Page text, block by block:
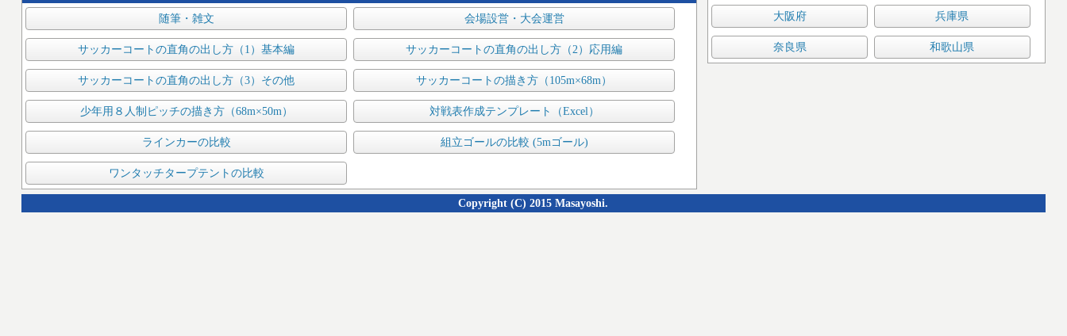
大阪府 兵庫県
奈良県 和歌山県
随筆・雑文 会場設営・大会運営
サッカーコートの直角の出し方（1）基本編 サッカーコートの直角の出し方（2）応用編
サッカーコートの直角の出し方（3）その他 サッカーコートの描き方（105m×68m）
少年用８人制ピッチの描き方（68m×50m） 対戦表作成テンプレート（Excel）
ラインカーの比較 組立ゴールの比較 (5mゴール)
ワンタッチタープテントの比較
Copyright (C) 2015 Masayoshi.